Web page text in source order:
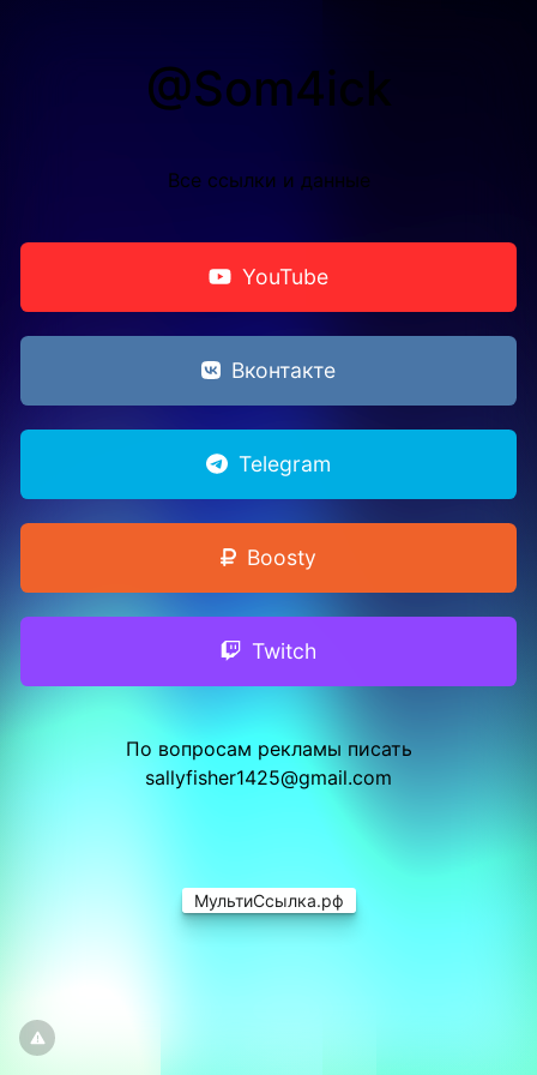
@Som4ick
Все ссылки и данные
YouTube
Вконтакте
Telegram
Boosty
Twitch
По вопросам рекламы писать
sallyfisher1425@gmail.com
МультиСсылка.рф